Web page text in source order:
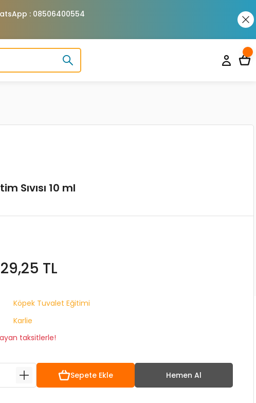
: 08506400554
Sıvısı 10 ml
TL
Köpek Tuvalet Eğitimi
Karlie
taksitlerle!
Sepete Ekle Hemen Al